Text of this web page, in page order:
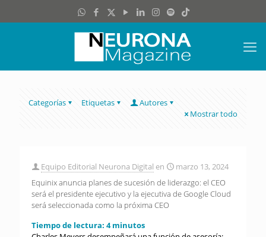
Categorías Etiquetas
Autores
Mostrar todo
Equipo Editorial Neurona Digital en
marzo 13, 2024
Equinix anuncia planes de sucesión de liderazgo: el CEO
será el presidente ejecutivo y la ejecutiva de Google Cloud
será seleccionada como la próxima CEO
Tiempo de lectura: 4 minutos